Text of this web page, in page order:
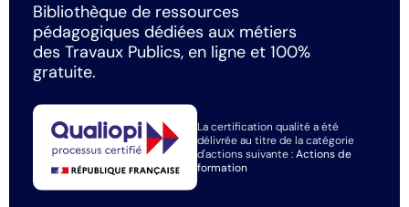
Bibliothèque de ressources
pédagogiques dédiées aux métiers
des Travaux Publics, en ligne et 100%
gratuite.
La certification qualité a été
délivrée au titre de la catégorie
d'actions suivante :Actions de
formation